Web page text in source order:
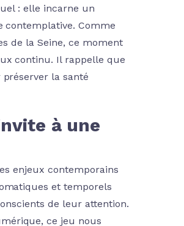
: elle incarne un
contemplative. Comme
de la Seine, ce moment
continu. Il rappelle que
la santé
à une
enjeux contemporains
et temporels
de leur attention.
ce jeu nous